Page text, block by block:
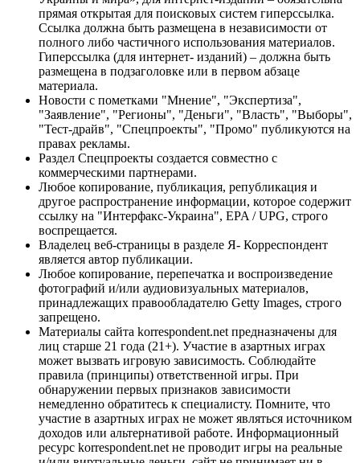
прямая открытая для поисковых систем гиперссылка.
Ссылка должна быть размещена в независимости от
полного либо частичного использования материалов.
Гиперссылка (для интернет- изданий) – должна быть
размещена в подзаголовке или в первом абзаце
материала.
Новости с пометками "Мнение", "Экспертиза",
"Заявление", "Регионы", "Деньги", "Власть", "Выборы",
"Тест-драйв", "Спецпроекты", "Промо" публикуются на
правах рекламы.
Раздел Спецпроекты создается совместно с
коммерческими партнерами.
Любое копирование, публикация, републикация и
другое распространение информации, которое содержит
ссылку на "Интерфакс-Украина", EPA / UPG, строго
воспрещается.
Владелец веб-страницы в разделе Я- Корреспондент
является автор публикации.
Любое копирование, перепечатка и воспроизведение
фотографий и/или аудиовизуальных материалов,
принадлежащих правообладателю Getty Images, строго
запрещено.
Материалы сайта korrespondent.net предназначены для
лиц старше 21 года (21+). Участие в азартных играх
может вызвать игровую зависимость. Соблюдайте
правила (принципы) ответственной игры. При
обнаружении первых признаков зависимости
немедленно обратитесь к специалисту. Помните, что
участие в азартных играх не может являться источником
доходов или альтернативой работе. Информационный
ресурс korrespondent.net не проводит игры на реальные